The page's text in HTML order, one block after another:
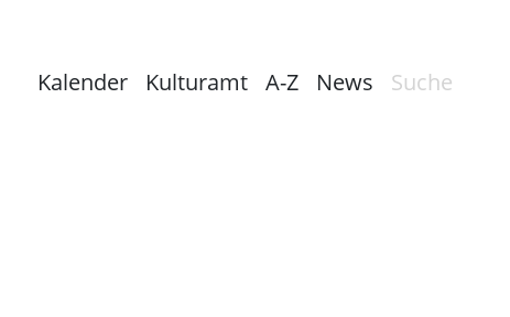
Kalender Kulturamt A-Z News Suche